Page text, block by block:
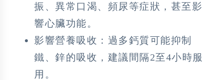
振、異常口渴、頻尿等症狀，甚至影
響心臟功能。
影響營養吸收：過多鈣質可能抑制
鐵、鋅的吸收，建議間隔2至4小時服
用。